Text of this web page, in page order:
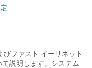
ファスト イーサネット
説明します。システム